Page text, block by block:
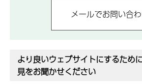
より良いウェブサイトにするため
見をお聞かせください